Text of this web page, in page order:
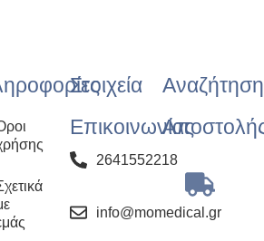
Στοιχεία
Επικοινωνίας
2641552218
info@momedical.gr
Αναζήτηση